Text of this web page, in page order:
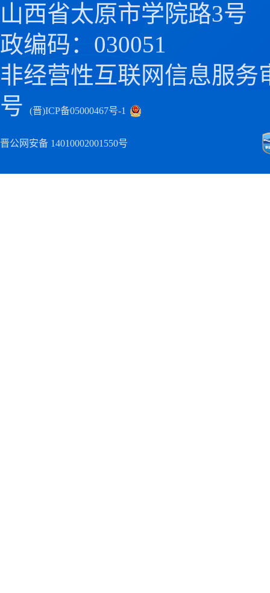
山西省太原市学院路3号
政编码：030051
非经营性互联网信息服务
号
(晋)ICP备05000467号-1
晋公网安备 14010002001550号